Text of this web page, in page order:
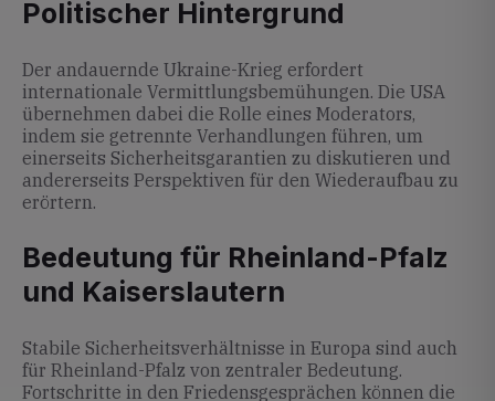
Politischer Hintergrund
Der andauernde Ukraine-Krieg erfordert
internationale Vermittlungsbemühungen. Die USA
übernehmen dabei die Rolle eines Moderators,
indem sie getrennte Verhandlungen führen, um
einerseits Sicherheitsgarantien zu diskutieren und
andererseits Perspektiven für den Wiederaufbau zu
erörtern.
Bedeutung für Rheinland-Pfalz
und Kaiserslautern
Stabile Sicherheitsverhältnisse in Europa sind auch
für Rheinland-Pfalz von zentraler Bedeutung.
Fortschritte in den Friedensgesprächen können die